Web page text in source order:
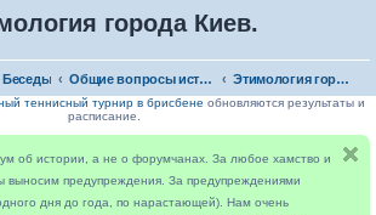
города Киев.
Беседы Общие вопросы истории Этимология города Киев.
теннисный турнир в брисбене обновляются результаты и
расписание.
об истории, а не о форумчанах. За любое хамство и
выносим предупреждения. За предупреждениями
дня до года, по нарастающей). Нам очень